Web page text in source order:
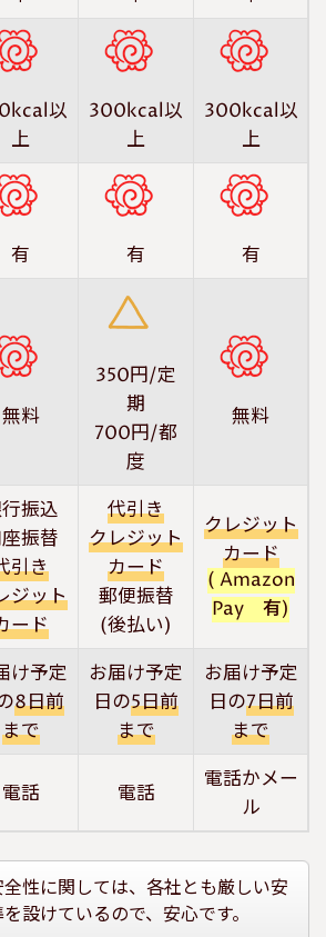
以
上
300kcal以
上
300kcal以
上
有 有 有
無料
350円/定
期
700円/都
度
無料
振込
振替
引き
ジット
ード
代引き
クレジット
カード
郵便振替
(後払い)
クレジット
カード
( Amazon
Pay 有)
け予定
8日前
まで
お届け予定
日の5日前
まで
お届け予定
日の7日前
まで
電話 電話
電話かメー
ル
性に関しては、各社とも厳しい安
設けているので、安心です。